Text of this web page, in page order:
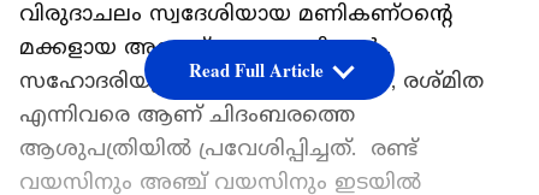
വിരുദാചലം സ്വദേശിയായ മണികണ്ഠന്റെ
മക്കളായ അനുഷ്ക , ബാലമിത്രൻ ,
സഹോദരിയുടെ മക്കളായ ലാവണ്യ , രശ്മിത
എന്നിവരെ ആണ് ചിദംബരത്തെ
ആശുപത്രിയിൽ പ്രവേശിപ്പിച്ചത്. രണ്ട്
വയസിനും അഞ്ച് വയസിനും ഇടയിൽ
Read Full Article